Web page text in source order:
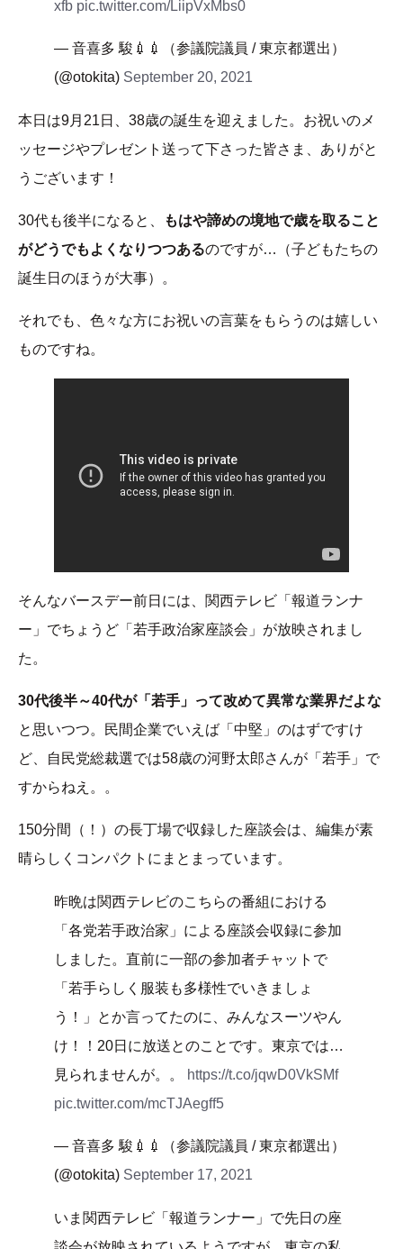
xfb pic.twitter.com/LiipVxMbs0
— 音喜多 駿💉💉（参議院議員 / 東京都選出）
(@otokita) September 20, 2021
本日は9月21日、38歳の誕生を迎えました。お祝いのメ
ッセージやプレゼント送って下さった皆さま、ありがと
うございます！
30代も後半になると、
もはや諦めの境地で歳を取ること
がどうでもよくなりつつあるのですが…（子どもたちの
誕生日のほうが大事）。
それでも、色々な方にお祝いの言葉をもらうのは嬉しい
ものですね。
そんなバースデー前日には、関西テレビ「報道ランナ
ー」でちょうど「若手政治家座談会」が放映されまし
た。
30代後半～40代が「若手」って改めて異常な業界だよな
と思いつつ。民間企業でいえば「中堅」のはずですけ
ど、自民党総裁選では58歳の河野太郎さんが「若手」で
すからねえ。。
150分間（！）の長丁場で収録した座談会は、編集が素
晴らしくコンパクトにまとまっています。
昨晩は関西テレビのこちらの番組における
「各党若手政治家」による座談会収録に参加
しました。直前に一部の参加者チャットで
「若手らしく服装も多様性でいきましょ
う！」とか言ってたのに、みんなスーツやん
け！！20日に放送とのことです。東京では…
見られませんが。。
https://t.co/jqwD0VkSMf
pic.twitter.com/mcTJAegff5
— 音喜多 駿💉💉（参議院議員 / 東京都選出）
(@otokita) September 17, 2021
いま関西テレビ「報道ランナー」で先日の座